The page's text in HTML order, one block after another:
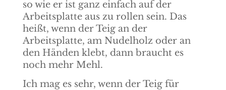
so wie er ist ganz einfach auf der
Arbeitsplatte aus zu rollen sein. Das
heißt, wenn der Teig an der
Arbeitsplatte, am Nudelholz oder an
den Händen klebt, dann braucht es
noch mehr Mehl.
Ich mag es sehr, wenn der Teig für